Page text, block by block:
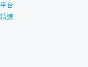
台
選